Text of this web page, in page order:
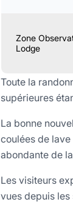
Zone
Lodge
Toute la
supérieures
La bonne
coulées de
abondante de
Les visiteurs
vues depuis